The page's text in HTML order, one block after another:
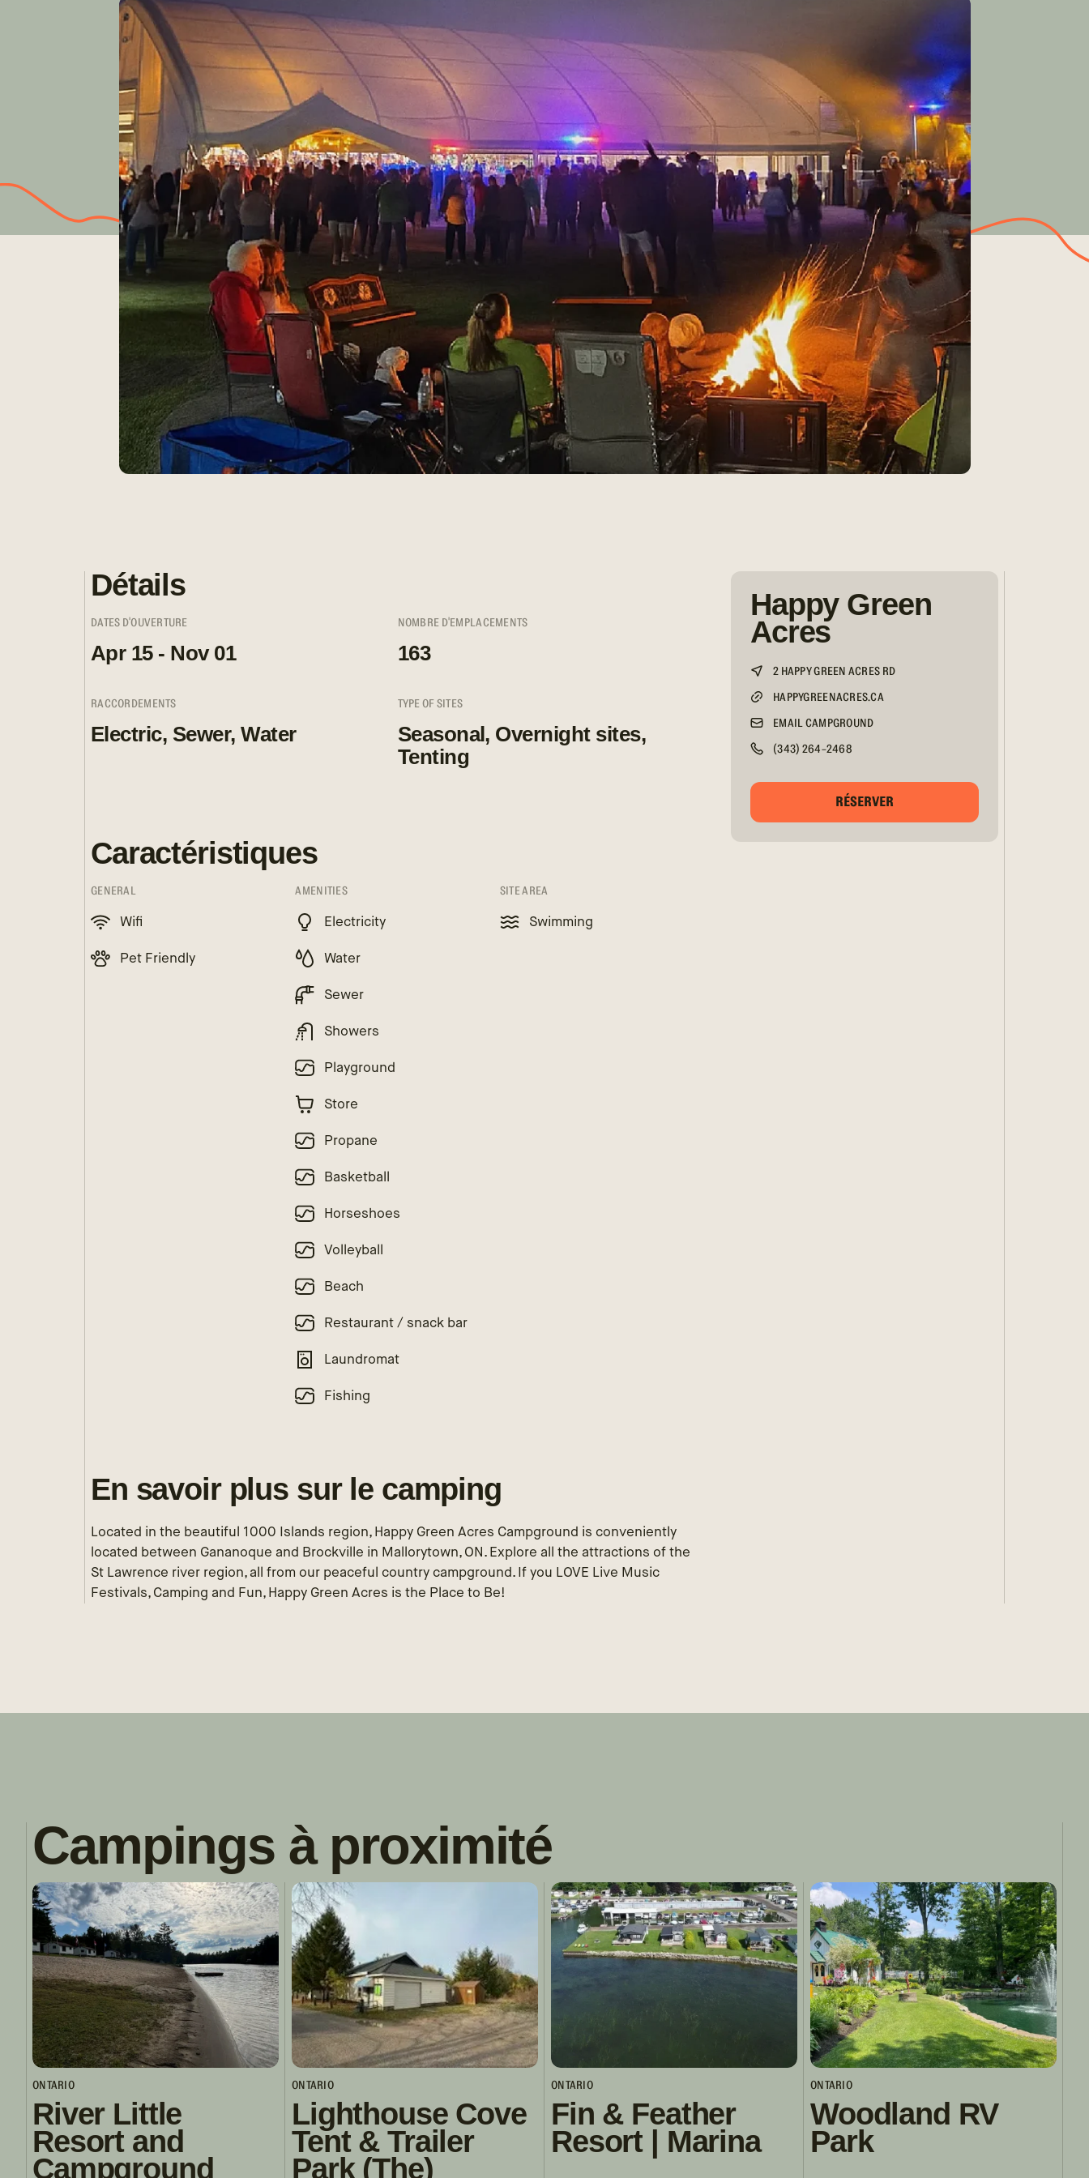
Détails
DATES D'OUVERTURE
Apr 15 - Nov 01
NOMBRE D'EMPLACEMENTS
163
RACCORDEMENTS
Electric, Sewer, Water
TYPE OF SITES
Seasonal, Overnight sites,
Tenting
Caractéristiques
GENERAL
Wifi
Pet Friendly
AMENITIES
Electricity
Water
Sewer
Showers
Playground
Store
Propane
Basketball
Horseshoes
Volleyball
Beach
Restaurant / snack bar
Laundromat
Fishing
SITE AREA
Swimming
En savoir plus sur le camping
Located in the beautiful 1000 Islands region, Happy Green Acres Campground is conveniently
located between Gananoque and Brockville in Mallorytown, ON. Explore all the attractions of the
St Lawrence river region, all from our peaceful country campground. If you LOVE Live Music
Festivals, Camping and Fun, Happy Green Acres is the Place to Be!
Happy Green
Acres
2 HAPPY GREEN ACRES RD
HAPPYGREENACRES.CA
EMAIL CAMPGROUND
(343) 264-2468
RÉSERVER
Campings à proximité
ONTARIO
River Little
Resort and
Campground
ONTARIO
Lighthouse Cove
Tent & Trailer
Park (The)
ONTARIO
Fin & Feather
Resort | Marina
ONTARIO
Woodland RV
Park